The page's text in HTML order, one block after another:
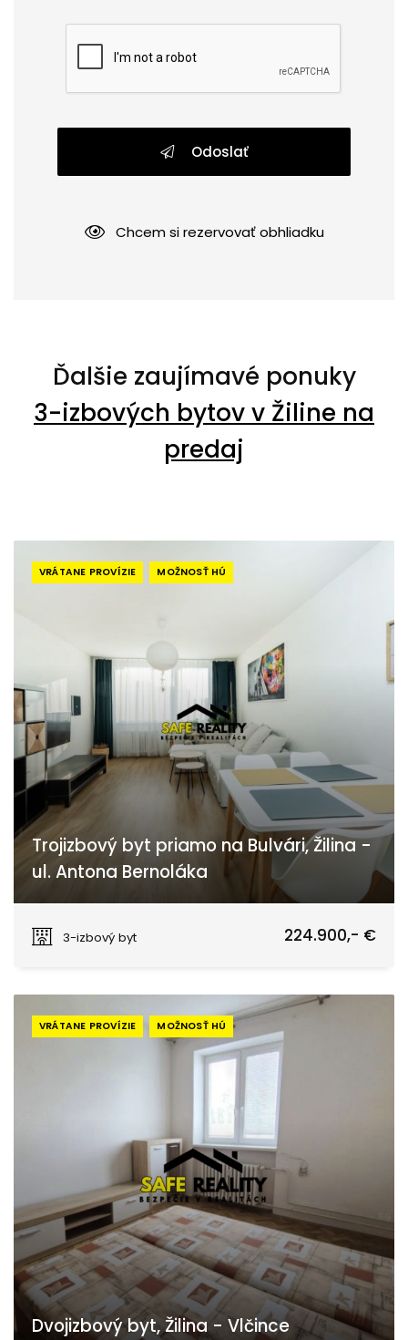
Odoslať
Chcem si rezervovať obhliadku
Ďalšie zaujímavé ponuky
3-izbových bytov v Žiline na
predaj
VRÁTANE PROVÍZIE MOŽNOSŤ HÚ
Trojizbový byt priamo na Bulvári, Žilina -
ul. Antona Bernoláka
3-izbový byt
224.900,- €
VRÁTANE PROVÍZIE MOŽNOSŤ HÚ
Dvojizbový byt, Žilina - Vlčince